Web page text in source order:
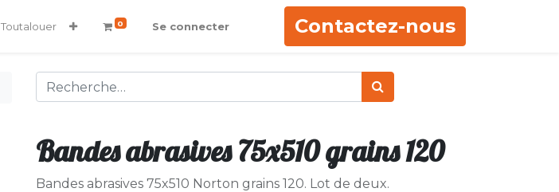
Toutalouer 0 Se connecter Contactez-nous
Bandes abrasives 75x510 grains 120
Bandes abrasives 75x510 Norton grains 120. Lot de deux.